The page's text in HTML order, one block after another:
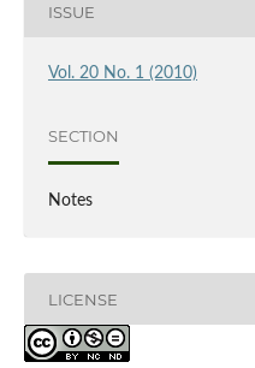
ISSUE
Vol. 20 No. 1 (2010)
SECTION
Notes
LICENSE